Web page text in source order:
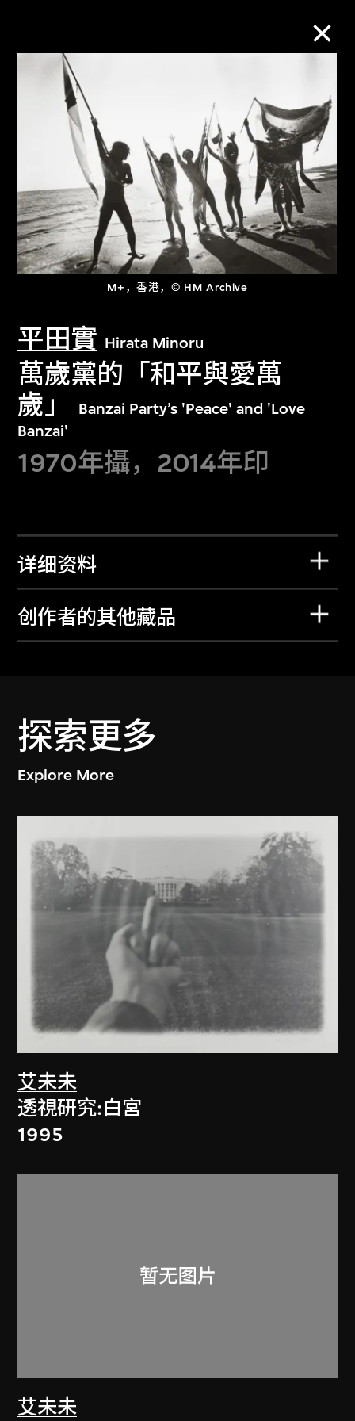
M+，香港，© HM Archive
平田實 Hirata Minoru
萬歲黨的「和平與愛萬
歲」
Banzai Party’s 'Peace' and 'Love
Banzai'
1970年攝，2014年印
详细资料
创作者的其他藏品
探索更多
Explore More
艾未未
透視研究:白宮
1995
艾未未
进一步筛选 搜索
关于M+藏品
探索世界顶级的二十及二十一世纪视觉
文化藏品。